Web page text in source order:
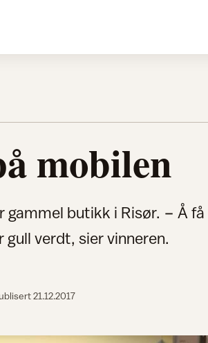
mobilen
gammel butikk i Risør. − Å få
verdt, sier vinneren.
21.12.2017